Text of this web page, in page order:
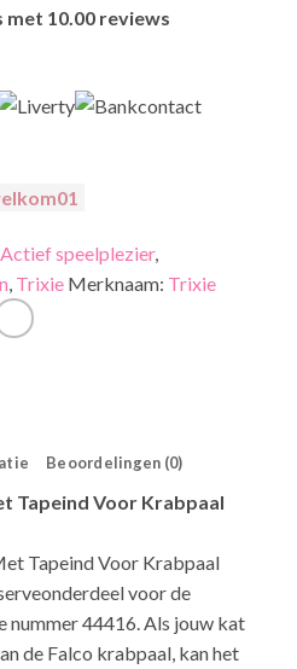
met 10.00 reviews
Actief speelplezier,
, Trixie Merknaam: Trixie
Beoordelingen (0)
Tapeind Voor Krabpaal
Tapeind Voor Krabpaal
voor de
nummer 44416. Als jouw kat
de Falco krabpaal, kan het